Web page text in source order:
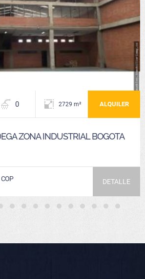
0 2729 m² ALQUILER
ZONA INDUSTRIAL BOGOTA
COP DETALLE